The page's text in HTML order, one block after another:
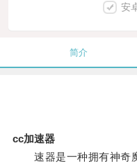
安
简介
cc加速器
速器是一种拥有神奇